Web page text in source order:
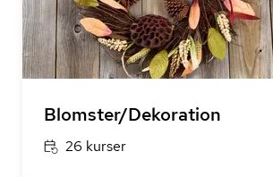
Blomster/Dekoration
26 kurser